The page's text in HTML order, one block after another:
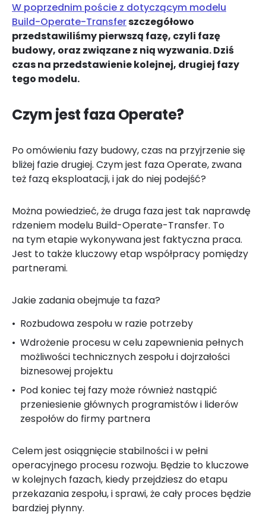
W poprzednim poście z dotyczącym modelu
Build-Operate-Transferszczegółowo
przedstawiliśmy pierwszą fazę, czyli fazę
budowy, oraz związane z nią wyzwania. Dziś
czas na przedstawienie kolejnej, drugiej fazy
tego modelu.
Czym jest faza Operate?
Po omówieniu fazy budowy, czas na przyjrzenie się
bliżej fazie drugiej. Czym jest faza Operate, zwana
też fazą eksploatacji, i jak do niej podejść?
Można powiedzieć, że druga faza jest tak naprawdę
rdzeniem modelu Build-Operate-Transfer. To
na tym etapie wykonywana jest faktyczna praca.
Jest to także kluczowy etap współpracy pomiędzy
partnerami.
Jakie zadania obejmuje ta faza?
Rozbudowa zespołu w razie potrzeby
Wdrożenie procesu w celu zapewnienia pełnych
możliwości technicznych zespołu i dojrzałości
biznesowej projektu
Pod koniec tej fazy może również nastąpić
przeniesienie głównych programistów i liderów
zespołów do firmy partnera
Celem jest osiągnięcie stabilności i w pełni
operacyjnego procesu rozwoju. Będzie to kluczowe
w kolejnych fazach, kiedy przejdziesz do etapu
przekazania zespołu, i sprawi, że cały proces będzie
bardziej płynny.